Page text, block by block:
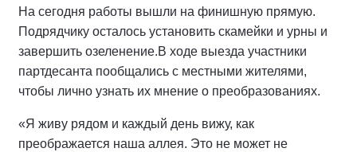
На сегодня работы вышли на финишную прямую.
Подрядчику осталось установить скамейки и урны и
завершить озеленение.В ходе выезда участники
партдесанта пообщались с местными жителями,
чтобы лично узнать их мнение о преобразованиях.
«Я живу рядом и каждый день вижу, как
преображается наша аллея. Это не может не